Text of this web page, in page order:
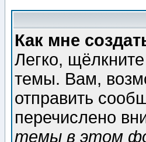
Как мне
Легко,
темы. Вам,
отправить
перечислено
темы в этом